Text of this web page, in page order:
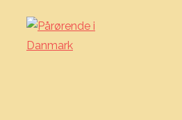
Skip
content